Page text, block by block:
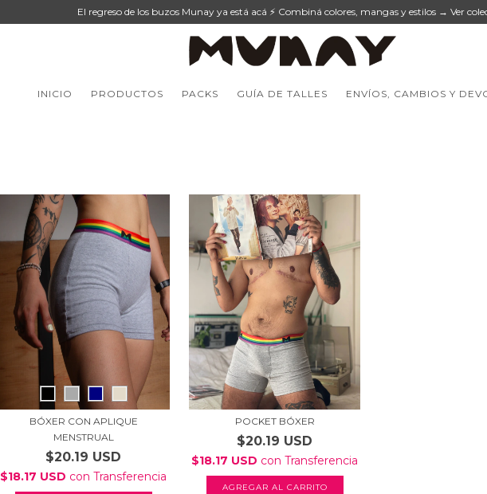
El regreso de los buzos Munay ya está acá ⚡ Combiná colores, mangas y estilos → Ver
INICIO PRODUCTOS PACKS GUÍA DE TALLES ENVÍOS, CAMBIOS Y
BÓXER CON APLIQUE
MENSTRUAL
$20.19 USD
$18.17 USD con Transferencia
POCKET BÓXER
$20.19 USD
$18.17 USD con Transferencia
AGREGAR AL CARRITO